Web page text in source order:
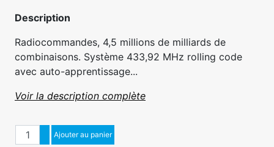
Description
Radiocommandes, 4,5 millions de milliards de
combinaisons. Système 433,92 MHz rolling code
avec auto-apprentissage...
Voir la description complète
QuantitéAugmenter quantité
Diminuer quantité
Ajouter au panier